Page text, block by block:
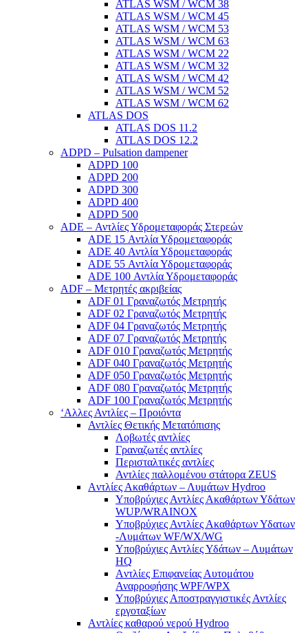
ATLAS WSM / WCM 38
ATLAS WSM / WCM 45
ATLAS WSM / WCM 53
ATLAS WSM / WCM 63
ATLAS WSM / WCM 22
ATLAS WSM / WCM 32
ATLAS WSM / WCM 42
ATLAS WSM / WCM 52
ATLAS WSM / WCM 62
ATLAS DOS
ATLAS DOS 11.2
ATLAS DOS 12.2
ADPD – Pulsation dampener
ADPD 100
ADPD 200
ADPD 300
ADPD 400
ADPD 500
ADE – Αντλίες Υδρομεταφοράς Στερεών
ADE 15 Αντλία Υδρομεταφοράς
ADE 40 Αντλία Υδρομεταφοράς
ADE 55 Αντλία Υδρομεταφοράς
ADE 100 Αντλία Υδρομεταφοράς
ADF – Μετρητές ακριβείας
ADF 01 Γραναζωτός Μετρητής
ADF 02 Γραναζωτός Μετρητής
ADF 04 Γραναζωτός Μετρητής
ADF 07 Γραναζωτός Μετρητής
ADF 010 Γραναζωτός Μετρητής
ADF 040 Γραναζωτός Μετρητής
ADF 050 Γραναζωτός Μετρητής
ADF 080 Γραναζωτός Μετρητής
ADF 100 Γραναζωτός Μετρητής
‘Αλλες Αντλίες – Προιόντα
Αντλίες Θετικής Μετατόπισης
Λοβωτές αντλίες
Γραναζωτές αντλίες
Περισταλτικές αντλίες
Αντλίες παλλομένου στάτορα ZEUS
Aντλίες Ακαθάρτων – Λυμάτων Hydroo
Υποβρύχιες Αντλίες Ακαθάρτων Υδάτων
WUP/WRAINOX
Υποβρύχιες Αντλίες Ακαθάρτων Υδατων
-Λυμάτων WF/WX/WG
Yποβρύχιες Αντλίες Υδάτων – Λυμάτων
ΗQ
Aντλίες Επιφανείας Αυτομάτου
Αναρροφήσης WPF/WPX
Υποβρύχιες Αποστραγγιστικές Αντλίες
εργοταξίων
Aντλίες καθαρού νερού Ηydroo